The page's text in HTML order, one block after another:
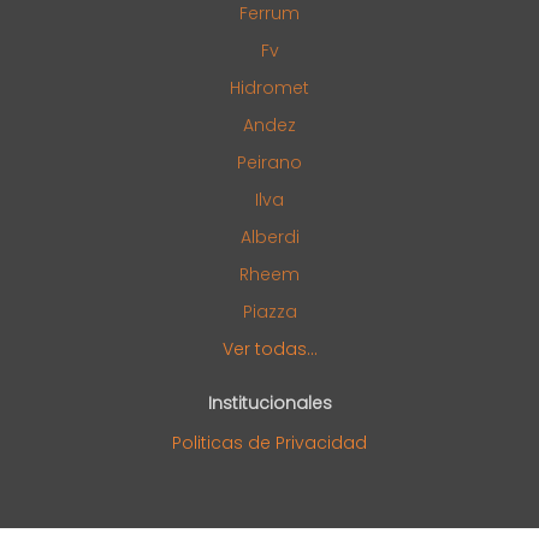
Ferrum
Fv
Hidromet
Andez
Peirano
Ilva
Alberdi
Rheem
Piazza
Ver todas...
Institucionales
Politicas de Privacidad